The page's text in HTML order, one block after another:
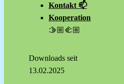
Kontakt 📫
Kooperation
🫱🏼‍🫲🏼
Downloads seit
13.02.2025